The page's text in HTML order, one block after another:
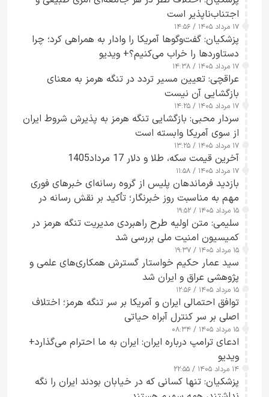
اجتناب‌ناپذیر است
۱۷ مرداد ۱۴۰۵ / ۱۴:۵۶
پزشکیان: گفت‌وگوها آمریکا را وادار به همراهی کرد؛ چرا
دستاوردها را خراب می‌کنیم؟+ ویدیو
۱۷ مرداد ۱۴۰۵ / ۱۴:۳۸
عراقچی: تعیین مسیر تردد در تنگه هرمز به معنای
بازگشایی آن نیست
۱۷ مرداد ۱۴۰۵ / ۱۴:۲۵
سردار محبی: بازگشایی تنگه هرمز به پذیرش شروط ایران
از سوی آمریکا وابسته است
۱۷ مرداد ۱۴۰۵ / ۱۳:۲۵
آخرین قیمت سکه، طلا و دلار 17 مرداد1405
۱۷ مرداد ۱۴۰۵ / ۱۱:۵۸
بازدید فرماندهان پلیس از گروه رسانه‌ای خبرهای فوری
مهم به مناسبت روز خبرنگار؛ تأکید بر نقش رسانه در
تقویت امنیت و اعتماد عمومی
۱۵ مرداد ۱۴۰۵ / ۱۹:۵۲
سلیمی: متن اولیه طرح راهبردی مدیریت تنگه هرمز در
کمیسیون امنیت ملی بررسی شد
۱۵ مرداد ۱۴۰۵ / ۱۹:۳۷
سید عمار حکیم خواستار گسترش همکاری‌های علمی و
پژوهشی عراق و ایران شد
۱۵ مرداد ۱۴۰۵ / ۱۲:۵۶
توافق احتمالی ایران و آمریکا بر سر تنگه هرمز؛ اختلاف
اصلی بر سر کنترل آبراه حیاتی
۱۵ مرداد ۱۴۰۵ / ۰۸:۳۴
ادعای ترامپ درباره ایران: ایران به ما احترام می‌گذارد+
ویدیو
۱۴ مرداد ۱۴۰۵ / ۲۲:۵۵
پزشکیان: تنها کسانی که در خیابان بودند ایران را نگه